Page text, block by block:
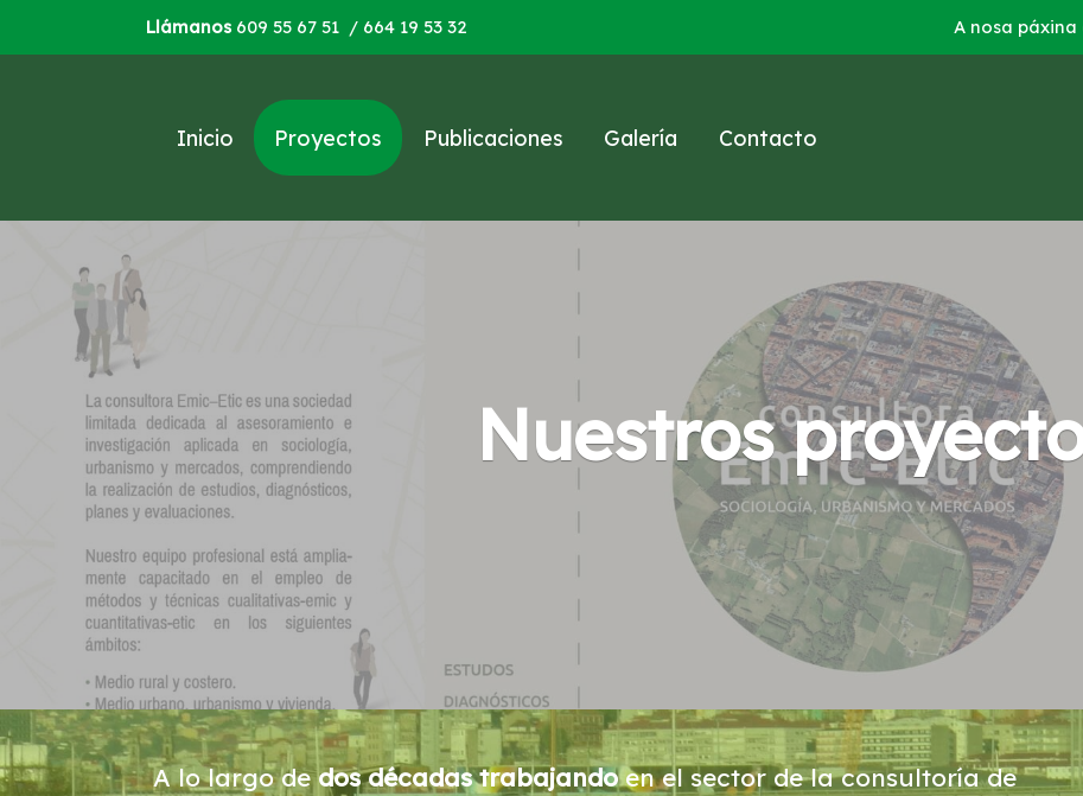
Llámanos 609 55 67 51 / 664 19 53 32 A nosa
Inicio Proyectos Publicaciones Galería Contacto
Nuestros
A lo largo dedos décadas trabajandoen el sector de la consultoría de